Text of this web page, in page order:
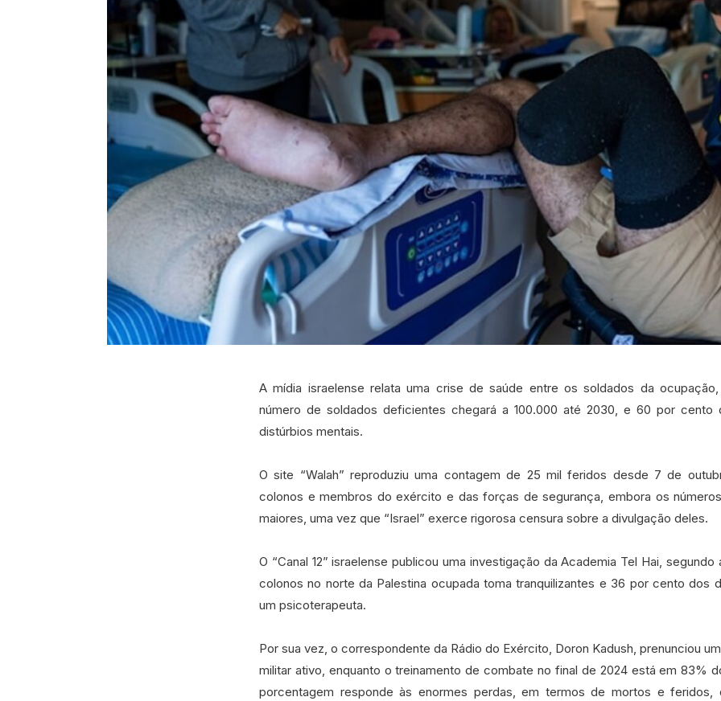
A mídia israelense relata uma crise de saúde entre os soldados da
número de soldados deficientes chegará a 100.000 até 2030, e 60 por cento
distúrbios mentais.
O site “Walah” reproduziu uma contagem de 25 mil feridos desde 7 de
colonos e membros do exército e das forças de segurança, embora os
maiores, uma vez que “Israel” exerce rigorosa censura sobre a divulgação deles.
O “Canal 12” israelense publicou uma investigação da Academia Tel Hai,
colonos no norte da Palestina ocupada toma tranquilizantes e 36 por cento dos
um psicoterapeuta.
Por sua vez, o correspondente da Rádio do Exército, Doron Kadush, prenunciou
militar ativo, enquanto o treinamento de combate no final de 2024 está em 83%
porcentagem responde às enormes perdas, em termos de mortos e